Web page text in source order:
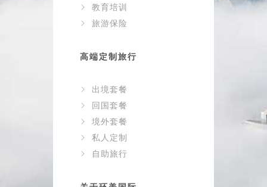
教育培训
旅游保险
高端定制旅行
出境套餐
回国套餐
境外套餐
私人定制
自助旅行